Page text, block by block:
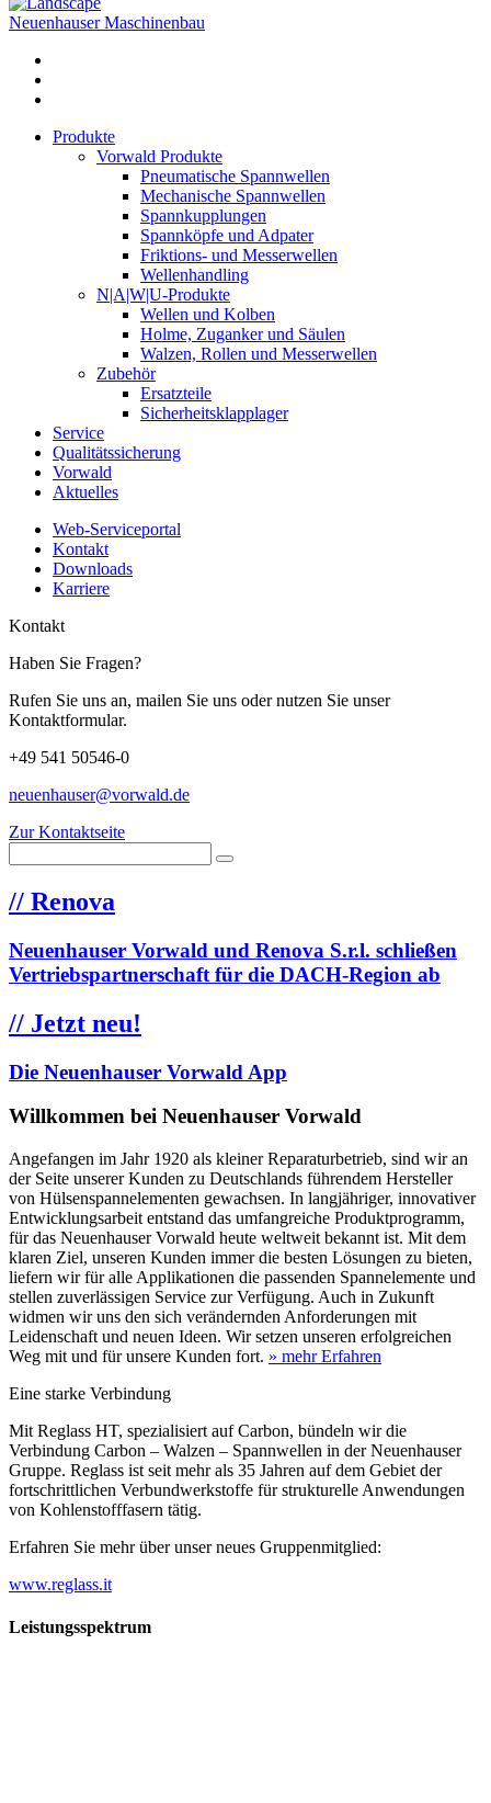
Neuenhauser Maschinenbau
Produkte
Vorwald Produkte
Pneumatische Spannwellen
Mechanische Spannwellen
Spannkupplungen
Spannköpfe und Adpater
Friktions- und Messerwellen
Wellenhandling
N|A|W|U-Produkte
Wellen und Kolben
Holme, Zuganker und Säulen
Walzen, Rollen und Messerwellen
Zubehör
Ersatzteile
Sicherheitsklapplager
Service
Qualitätssicherung
Vorwald
Aktuelles
Web-Serviceportal
Kontakt
Downloads
Karriere
Kontakt
Haben Sie Fragen?
Rufen Sie uns an, mailen Sie uns oder nutzen Sie unser
Kontaktformular.
+49 541 50546-0
neuenhauser@vorwald.de
Zur Kontaktseite
// Renova
Neuenhauser Vorwald und Renova S.r.l. schließen
Vertriebspartnerschaft für die DACH-Region ab
// Jetzt neu!
Die Neuenhauser Vorwald App
Willkommen bei Neuenhauser Vorwald
Angefangen im Jahr 1920 als kleiner Reparaturbetrieb, sind wir an
der Seite unserer Kunden zu Deutschlands führendem Hersteller
von Hülsenspannelementen gewachsen. In langjähriger, innovativer
Entwicklungsarbeit entstand das umfangreiche Produktprogramm,
für das Neuenhauser Vorwald heute weltweit bekannt ist. Mit dem
klaren Ziel, unseren Kunden immer die besten Lösungen zu bieten,
liefern wir für alle Applikationen die passenden Spannelemente und
stellen zuverlässigen Service zur Verfügung. Auch in Zukunft
widmen wir uns den sich verändernden Anforderungen mit
Leidenschaft und neuen Ideen. Wir setzen unseren erfolgreichen
Weg mit und für unsere Kunden fort. » mehr Erfahren
Eine starke Verbindung
Mit Reglass HT, spezialisiert auf Carbon, bündeln wir die
Verbindung Carbon – Walzen – Spannwellen in der Neuenhauser
Gruppe. Reglass ist seit mehr als 35 Jahren auf dem Gebiet der
fortschrittlichen Verbundwerkstoffe für strukturelle Anwendungen
von Kohlenstofffasern tätig.
Erfahren Sie mehr über unser neues Gruppenmitglied:
www.reglass.it
Leistungsspektrum